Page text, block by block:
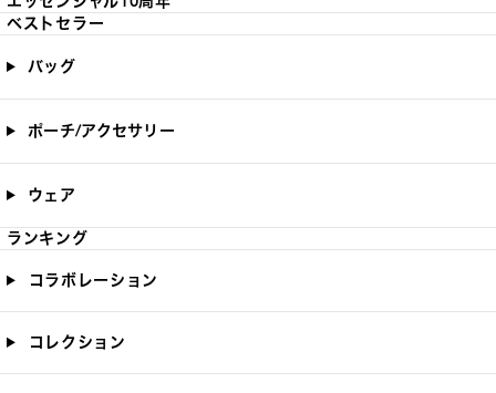
ベストセラー
バッグ
ポーチ/アクセサリー
ウェア
ランキング
コラボレーション
コレクション